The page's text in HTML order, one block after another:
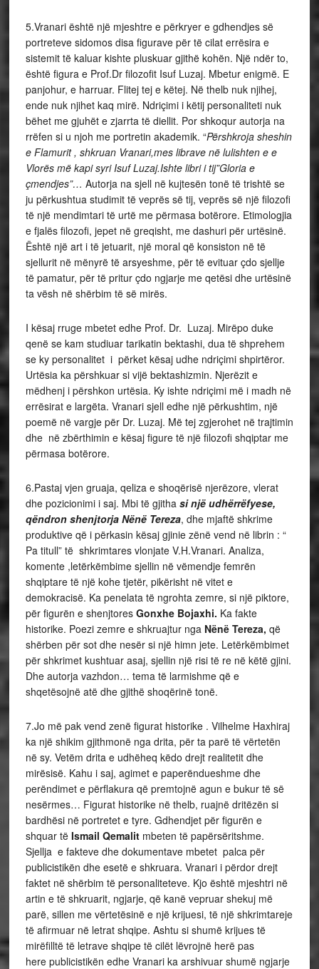
5.Vranari është një mjeshtre e përkryer e gdhendjes së
portreteve sidomos disa figurave për të cilat errësira e
sistemit të kaluar kishte pluskuar gjithë kohën. Një ndër to,
është figura e Prof.Dr filozofit Isuf Luzaj. Mbetur enigmë. E
panjohur, e harruar. Flitej tej e këtej. Në thelb nuk njihej,
ende nuk njihet kaq mirë. Ndriçimi i këtij personaliteti nuk
bëhet me gjuhët e zjarrta të diellit. Por shkoqur autorja na
rrëfen si u njoh me portretin akademik. “Përshkroja sheshin
e Flamurit , shkruan Vranari,mes librave në lulishten e e
Vlorës më kapi syri Isuf Luzaj.Ishte libri i tij”Gloria e
çmendjes”… Autorja na sjell në kujtesën tonë të trishtë se
ju përkushtua studimit të veprës së tij, veprës së një filozofi
të një mendimtari të urtë me përmasa botërore. Etimologjia
e fjalës filozofi, jepet në greqisht, me dashuri për urtësinë.
Është një art i të jetuarit, një moral që konsiston në të
sjellurit në mënyrë të arsyeshme, për të evituar çdo sjellje
të pamatur, për të pritur çdo ngjarje me qetësi dhe urtësinë
ta vësh në shërbim të së mirës.
I kësaj rruge mbetet edhe Prof. Dr. Luzaj. Mirëpo duke
qenë se kam studiuar tarikatin bektashi, dua të shprehem
se ky personalitet i përket kësaj udhe ndriçimi shpirtëror.
Urtësia ka përshkuar si vijë bektashizmin. Njerëzit e
mëdhenj i përshkon urtësia. Ky ishte ndriçimi më i madh në
errësirat e largëta. Vranari sjell edhe një përkushtim, një
poemë në vargje për Dr. Luzaj. Më tej zgjerohet në trajtimin
dhe në zbërthimin e kësaj figure të një filozofi shqiptar me
përmasa botërore.
6.Pastaj vjen gruaja, qeliza e shoqërisë njerëzore, vlerat
dhe pozicionimi i saj. Mbi të gjitha si një udhërrëfyese,
qëndron shenjtorja Nënë Tereza, dhe mjaftë shkrime
produktive që i përkasin kësaj gjinie zënë vend në librin : “
Pa titull” të shkrimtares vlonjate V.H.Vranari. Analiza,
komente ,letërkëmbime sjellin në vëmendje femrën
shqiptare të një kohe tjetër, pikërisht në vitet e
demokracisë. Ka penelata të ngrohta zemre, si një piktore,
për figurën e shenjtores Gonxhe Bojaxhi. Ka fakte
historike. Poezi zemre e shkruajtur nga Nënë Tereza, që
shërben për sot dhe nesër si një himn jete. Letërkëmbimet
për shkrimet kushtuar asaj, sjellin një risi të re në këtë gjini.
Dhe autorja vazhdon… tema të larmishme që e
shqetësojnë atë dhe gjithë shoqërinë tonë.
7.Jo më pak vend zenë figurat historike . Vilhelme Haxhiraj
ka një shikim gjithmonë nga drita, për ta parë të vërtetën
në sy. Vetëm drita e udhëheq këdo drejt realitetit dhe
mirësisë. Kahu i saj, agimet e paperëndueshme dhe
perëndimet e përflakura që premtojnë agun e bukur të së
nesërmes… Figurat historike në thelb, ruajnë dritëzën si
bardhësi në portretet e tyre. Gdhendjet për figurën e
shquar të Ismail Qemalitmbeten të papërsëritshme.
Sjellja e fakteve dhe dokumentave mbetet palca për
publicistikën dhe esetë e shkruara. Vranari i përdor drejt
faktet në shërbim të personaliteteve. Kjo është mjeshtri në
artin e të shkruarit, ngjarje, që kanë vepruar shekuj më
parë, sillen me vërtetësinë e një krijuesi, të një shkrimtareje
të afirmuar në letrat shqipe. Ashtu si shumë krijues të
mirëfilltë të letrave shqipe të cilët lëvrojnë herë pas
here publicistikën edhe Vranari ka arshivuar shumë ngjarje